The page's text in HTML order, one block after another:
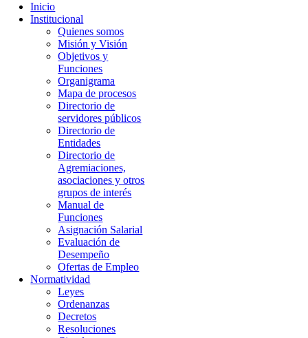
Inicio
Institucional
Quienes somos
Misión y Visión
Objetivos y
Funciones
Organigrama
Mapa de procesos
Directorio de
servidores públicos
Directorio de
Entidades
Directorio de
Agremiaciones,
asociaciones y otros
grupos de interés
Manual de
Funciones
Asignación Salarial
Evaluación de
Desempeño
Ofertas de Empleo
Normatividad
Leyes
Ordenanzas
Decretos
Resoluciones